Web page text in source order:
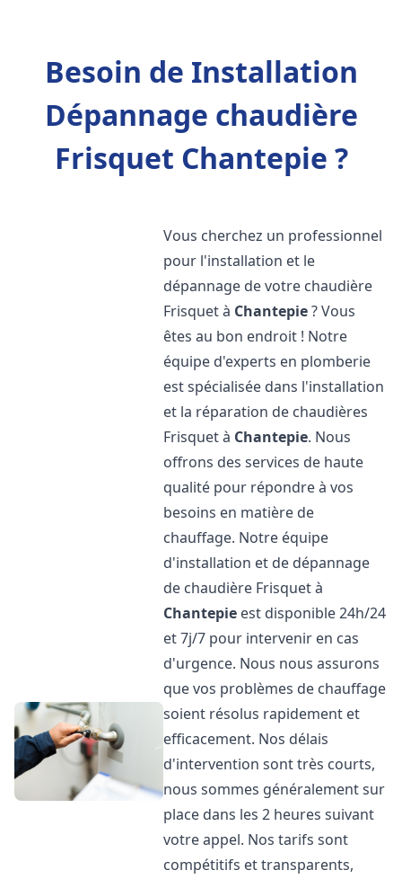
Besoin de Installation
Dépannage chaudière
Frisquet Chantepie ?
Vous cherchez un professionnel
pour l'installation et le
dépannage de votre chaudière
Frisquet à Chantepie? Vous
êtes au bon endroit ! Notre
équipe d'experts en plomberie
est spécialisée dans l'installation
et la réparation de chaudières
Frisquet à Chantepie. Nous
offrons des services de haute
qualité pour répondre à vos
besoins en matière de
chauffage. Notre équipe
d'installation et de dépannage
de chaudière Frisquet à
Chantepie est disponible 24h/24
et 7j/7 pour intervenir en cas
d'urgence. Nous nous assurons
que vos problèmes de chauffage
soient résolus rapidement et
efficacement. Nos délais
d'intervention sont très courts,
nous sommes généralement sur
place dans les 2 heures suivant
votre appel. Nos tarifs sont
compétitifs et transparents,